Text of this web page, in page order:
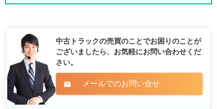
中古トラックの売買のことでお困りのことが
ございましたら、 お気軽にお問い合わせくだ
さい。
mail メールでのお問い合せ